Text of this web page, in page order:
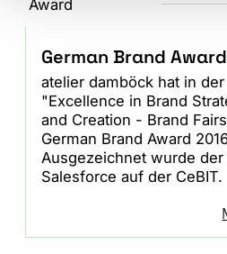
German Brand Award
atelier damböck hat in
"Excellence in Brand
and Creation - Brand
German Brand Award
Ausgezeichnet wurde
Salesforce auf der CeBIT.